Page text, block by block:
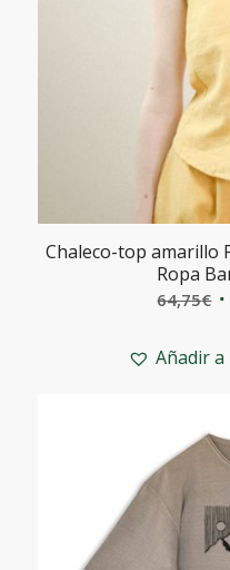
Chaleco-top amarillo
Ropa
64,75€ El
Añadir a